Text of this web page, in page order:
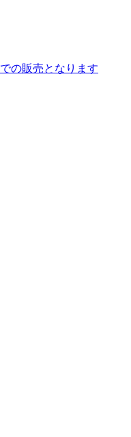
での販売となります